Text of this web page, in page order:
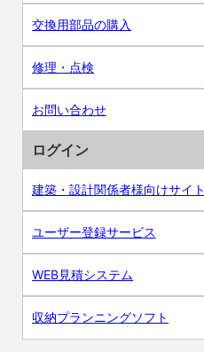
交換用部品の購入
修理・点検
お問い合わせ
ログイン
建築・設計関係者様向けサイト
ユーザー登録サービス
WEB見積システム
収納プランニングソフト